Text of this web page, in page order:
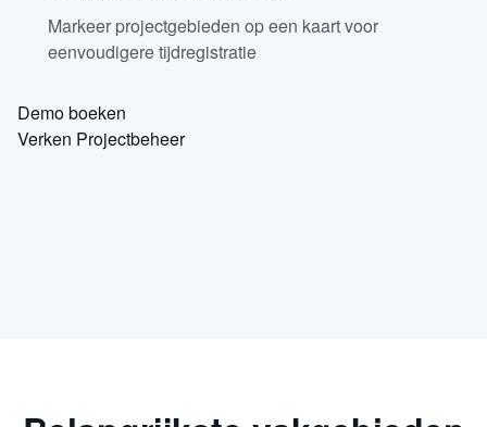
Markeer projectgebieden op een kaart voor
eenvoudigere tijdregistratie
Demo boeken
Verken Projectbeheer